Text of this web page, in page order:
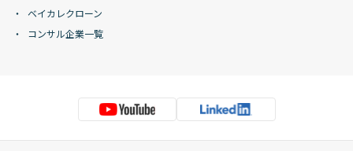
ベイカレクローン
コンサル企業一覧